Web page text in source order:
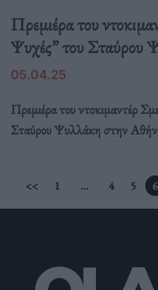
Πρεμιέρα του
Ψυχές” του Σταύρου
05.04.25
Πρεμιέρα του ντοκιμαντέρ
Σταύρου Ψυλλάκη στην
<< 1 … 4 5 6